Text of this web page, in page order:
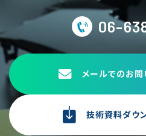
06-
メールでのお問
技術資料ダウ